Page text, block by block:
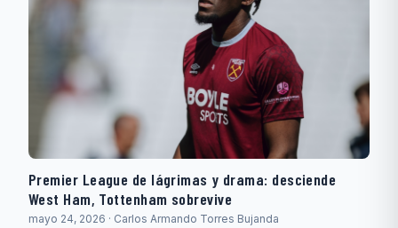
Premier League de lágrimas y drama: desciende
West Ham, Tottenham sobrevive
mayo 24, 2026 · Carlos Armando Torres Bujanda